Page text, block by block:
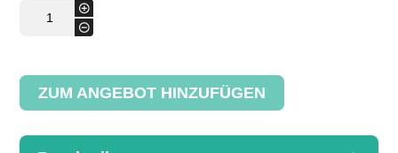
-
mural
+
ZUM ANGEBOT HINZUFÜGEN